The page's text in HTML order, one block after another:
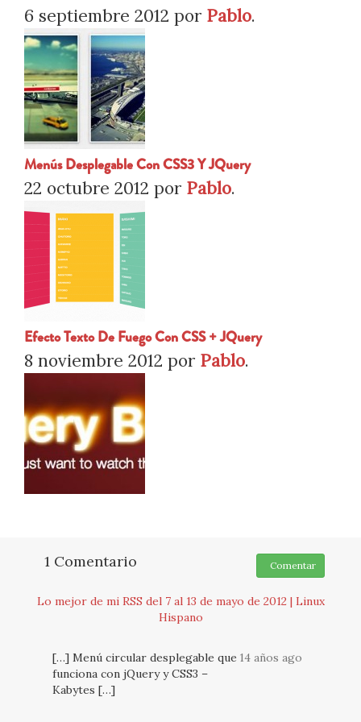
6 septiembre 2012 por Pablo.
Menús Desplegable Con CSS3 Y JQuery
22 octubre 2012 por Pablo.
Efecto Texto De Fuego Con CSS + JQuery
8 noviembre 2012 por Pablo.
1 Comentario Comentar
Lo mejor de mi RSS del 7 al 13 de mayo de 2012 | Linux
Hispano
14 años ago
[…] Menú circular desplegable que
funciona con jQuery y CSS3 –
Kabytes […]